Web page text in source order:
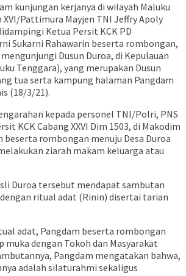
kunjungan kerjanya di wilayah Maluku
XVI/Pattimura Mayjen TNI Jeffry Apoly
Ketua Persit KCK PD
Sukarni Rahawarin beserta rombongan,
Dusun Duroa, di Kepulauan
Tenggara), yang merupakan Dusun
tua serta kampung halaman Pangdam
(18/3/21).
kepada personel TNI/Polri, PNS
KCK Cabang XXVI Dim 1503, di Makodim
beserta rombongan menuju Desa Duroa
ziarah makam keluarga atau
Duroa tersebut mendapat sambutan
ritual adat (Rinin) disertai tarian
adat, Pangdam beserta rombongan
muka dengan Tokoh dan Masyarakat
Pangdam mengatakan bahwa,
adalah silaturahmi sekaligus